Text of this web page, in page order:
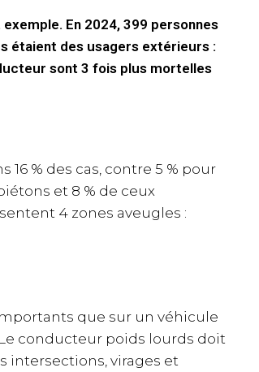
En 2024, 399 personnes
étaient des usagers extérieurs :
sont 3 fois plus mortelles
% des cas, contre 5 % pour
et 8 % de ceux
4 zones aveugles :
que sur un véhicule
conducteur poids lourds doit
intersections, virages et